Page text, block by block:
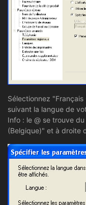
Sélectionnez
suivant la langue de
Info : le @ se trouve
(Belgique)" et à droite